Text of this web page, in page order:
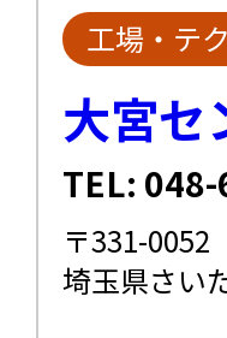
工場・テ
大宮セ
TEL:
〒331-0052
埼玉県さい